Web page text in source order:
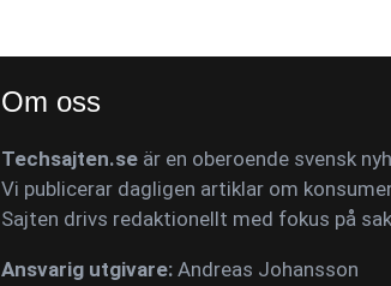
Om oss
Techsajten.seär en oberoende svensk
Vi publicerar dagligen artiklar om
Sajten drivs redaktionellt med fokus på
Ansvarig utgivare:Andreas Johansson